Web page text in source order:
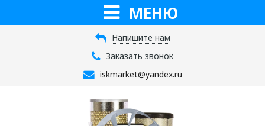
МЕНЮ
Напишите нам
Заказать звонок
iskmarket@yandex.ru